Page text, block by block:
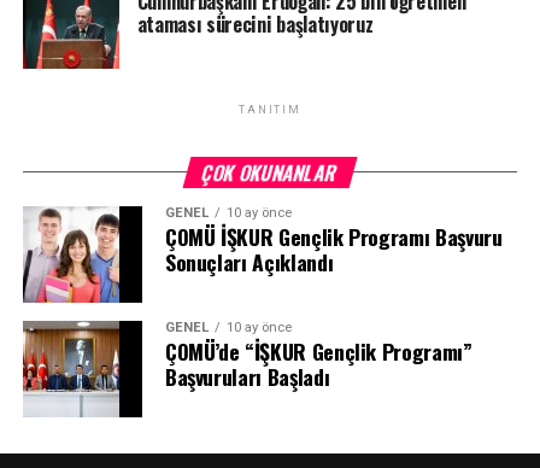
ataması sürecini başlatıyoruz
TANITIM
ÇOK OKUNANLAR
GENEL 10 ay önce
ÇOMÜ İŞKUR Gençlik Programı Başvuru
Sonuçları Açıklandı
GENEL 10 ay önce
ÇOMÜ’de “İŞKUR Gençlik Programı”
Başvuruları Başladı